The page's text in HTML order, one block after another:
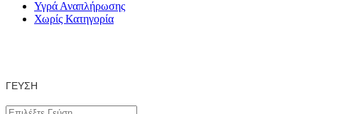
Υγρά Αναπλήρωσης
Χωρίς Κατηγορία
ΓΕΎΣΗ